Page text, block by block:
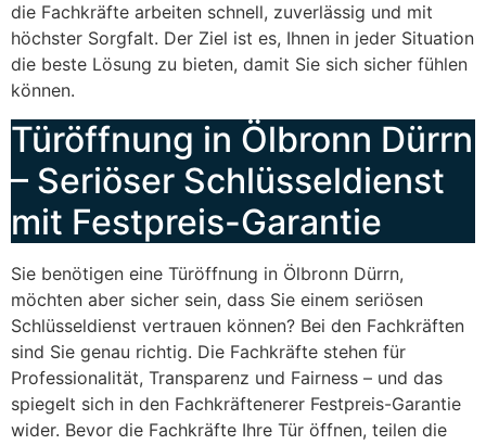
die Fachkräfte arbeiten schnell, zuverlässig und mit
höchster Sorgfalt. Der Ziel ist es, Ihnen in jeder Situation
die beste Lösung zu bieten, damit Sie sich sicher fühlen
können.
Türöffnung in Ölbronn Dürrn
– Seriöser Schlüsseldienst
mit Festpreis-Garantie
Sie benötigen eine Türöffnung in Ölbronn Dürrn,
möchten aber sicher sein, dass Sie einem seriösen
Schlüsseldienst vertrauen können? Bei den Fachkräften
sind Sie genau richtig. Die Fachkräfte stehen für
Professionalität, Transparenz und Fairness – und das
spiegelt sich in den Fachkräftenerer Festpreis-Garantie
wider. Bevor die Fachkräfte Ihre Tür öffnen, teilen die